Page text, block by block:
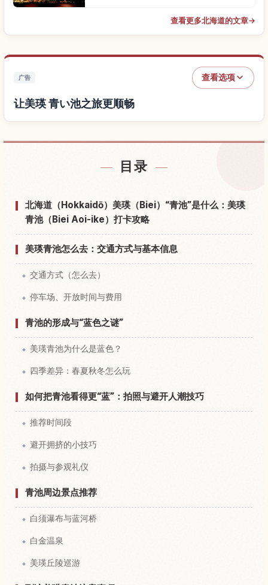
查看更多北海道的文章→
广告 查看选项
让美瑛 青い池之旅更顺畅
目录
北海道（Hokkaidō）美瑛（Biei）“青池”是什么：美瑛
青池（Biei Aoi-ike）打卡攻略
美瑛青池怎么去：交通方式与基本信息
交通方式（怎么去）
停车场、开放时间与费用
青池的形成与“蓝色之谜”
美瑛青池为什么是蓝色？
四季差异：春夏秋冬怎么玩
如何把青池看得更“蓝”：拍照与避开人潮技巧
推荐时间段
避开拥挤的小技巧
拍摄与参观礼仪
青池周边景点推荐
白须瀑布与蓝河桥
白金温泉
美瑛丘陵巡游